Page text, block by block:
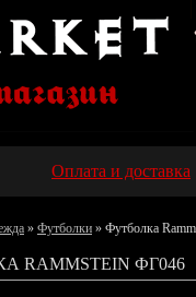
Оплата и доставка
» Футболки » Футболка
RAMMSTEIN ФГ046